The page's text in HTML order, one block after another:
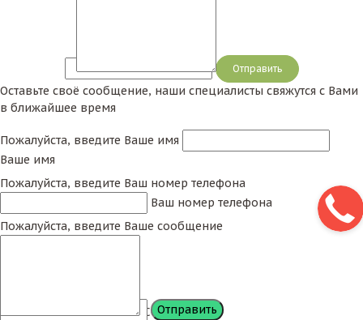
Сообщение
Оставьте своё сообщение, наши специалисты свяжутся с Вами
в ближайшее время
Пожалуйста, введите Ваше имя
Ваше имя
Пожалуйста, введите Ваш номер телефона
Ваш номер телефона
Пожалуйста, введите Ваше сообщение
Сообщение